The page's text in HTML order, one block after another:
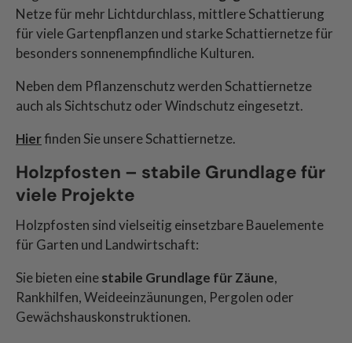
Netze für mehr Lichtdurchlass, mittlere Schattierung
für viele Gartenpflanzen und starke Schattiernetze für
besonders sonnenempfindliche Kulturen.
Neben dem Pflanzenschutz werden Schattiernetze
auch als Sichtschutz oder Windschutz eingesetzt.
Hierfinden Sie unsere Schattiernetze.
Holzpfosten – stabile Grundlage für
viele Projekte
Holzpfosten sind vielseitig einsetzbare Bauelemente
für Garten und Landwirtschaft:
Sie bieten einestabile Grundlage für Zäune,
Rankhilfen, Weideeinzäunungen, Pergolen oder
Gewächshauskonstruktionen.